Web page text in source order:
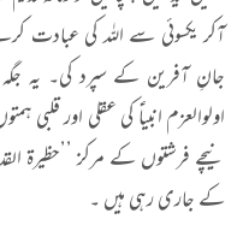
آکر یکسوئی سے اللہ کی عبادت
جانِ آفرین کے سپرد کی۔ یہ
اولوالعزم انبیاؑ کی عقلی اور
نیچے فرشتوں کے مرکز ’’حظیرۃ
کے جاری رہی ہیں ۔